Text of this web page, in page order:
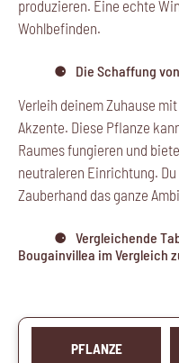
produzieren. Eine echte
Wohlbefinden.
Die Schaffung
Verleih deinem Zuhause
Akzente. Diese Pflanze
Raumes fungieren und
neutraleren Einrichtung.
Zauberhand das ganze
Vergleichende
Bougainvillea im Vergleich
PFLANZE